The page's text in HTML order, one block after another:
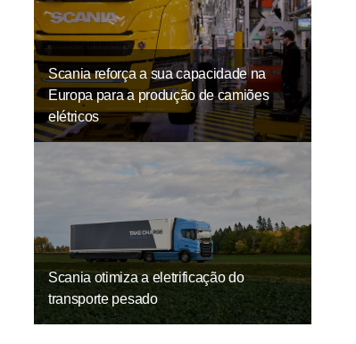
Scania reforça a sua capacidade na
Europa para a produção de camiões
elétricos
Scania otimiza a eletrificação do
transporte pesado